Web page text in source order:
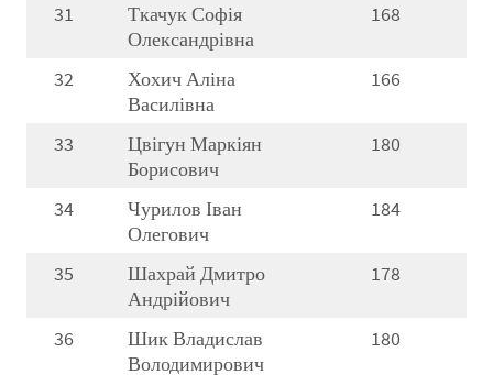
31
Ткачук Софія
Олександрівна
168
32
Хохич Аліна
Василівна
166
33
Цвігун Маркіян
Борисович
180
34
Чурилов Іван
Олегович
184
35
Шахрай Дмитро
Андрійович
178
36
Шик Владислав
Володимирович
180